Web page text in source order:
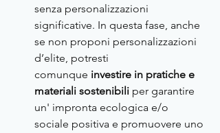
senza personalizzazioni
significative. In questa fase, anche
se non proponi personalizzazioni
d’elite, potresti
comunque investire in pratiche e
materiali sostenibili per garantire
un' impronta ecologica e/o
sociale positiva e promuovere uno